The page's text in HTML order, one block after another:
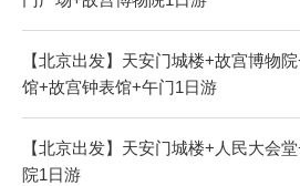
【北京出发】天安门城楼+故宫博物
馆+故宫钟表馆+午门1日游
【北京出发】天安门城楼+人民大会
院1日游